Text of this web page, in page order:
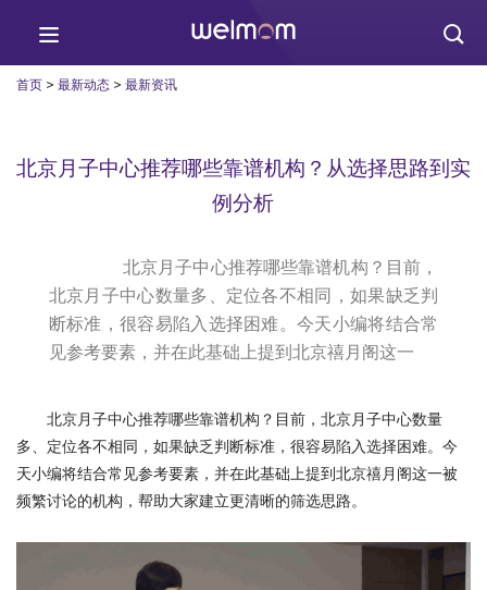
首页> 最新动态> 最新资讯
北京月子中心推荐哪些靠谱机构？从选择思路到实
例分析
北京月子中心推荐哪些靠谱机构？目前，
北京月子中心数量多、定位各不相同，如果缺乏判
断标准，很容易陷入选择困难。今天小编将结合常
见参考要素，并在此基础上提到北京禧月阁这一
北京月子中心推荐哪些靠谱机构？目前，北京月子中心数量
多、定位各不相同，如果缺乏判断标准，很容易陷入选择困难。今
天小编将结合常见参考要素，并在此基础上提到北京禧月阁这一被
频繁讨论的机构，帮助大家建立更清晰的筛选思路。